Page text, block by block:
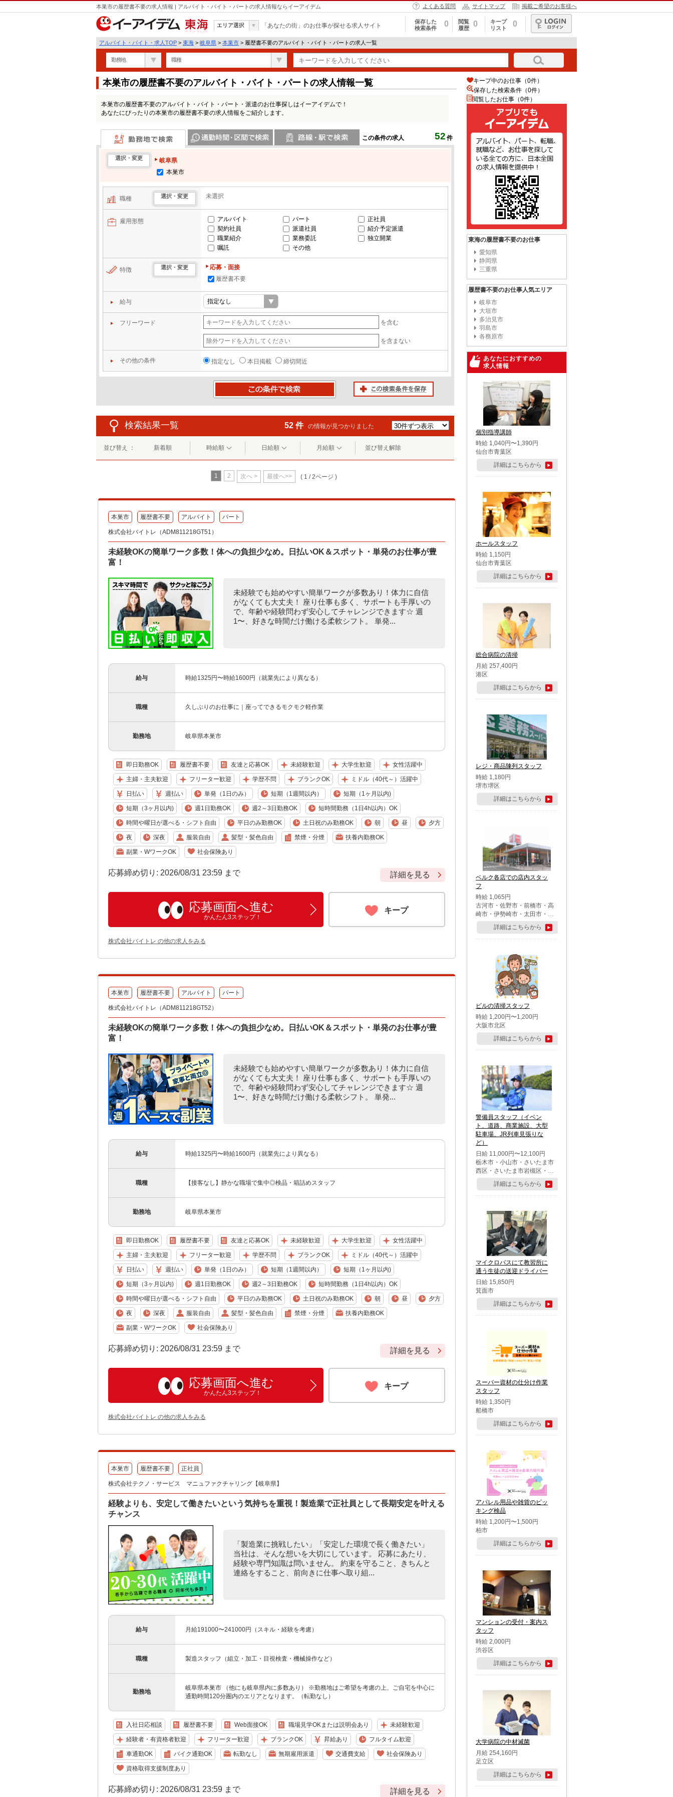
本巣市の履歴書不要の求人情報 | アルバイト・バイト・パートの求人情報ならイーアイデム よくある質問 サイトマップ 掲載ご希望のお客様へ
東海
エリア選択 「あなたの街」のお仕事が探せる求人サイト
保存した
検索条件
0
閲覧
履歴
0
キープ
リスト
0
ログイン
アルバイト・バイト・求人TOP > 東海 > 岐阜県 > 本巣市 > 履歴書不要のアルバイト・バイト・パートの求人一覧
勤務地 職種
本巣市の履歴書不要のアルバイト・バイト・パートの求人情報一覧
本巣市の履歴書不要のアルバイト・バイト・パート・派遣のお仕事探しはイーアイデムで！
あなたにぴったりの本巣市の履歴書不要の求人情報をご紹介します。
この条件の求人 52 件
勤務地で検索
選択・変更
岐阜県
本巣市
職種 選択・変更 未選択
雇用形態 アルバイト パート
正社員
契約社員
派遣社員
紹介予定派遣
職業紹介
業務委託
独立開業
嘱託
その他
特徴 選択・変更
応募・面接
履歴書不要
給与
フリーワード を含む
を含まない
その他の条件 指定なし 本日掲載 締切間近
検索結果一覧 52 件 の情報が見つかりました
並び替え ： 新着順 時給順 日給順 月給順 並び替え解除
1 2 次へ > 最後へ>> ( 1 / 2ページ )
本巣市 履歴書不要 アルバイト パート
株式会社バイトレ（ADM811218GT51）
未経験OKの簡単ワーク多数！体への負担少なめ。日払いOK＆スポット・単発のお仕事が豊
富！
未経験でも始めやすい簡単ワークが多数あり！体力に自信
がなくても大丈夫！ 座り仕事も多く、サポートも手厚いの
で、年齢や経験問わず安心してチャレンジできます☆ 週
1〜、好きな時間だけ働ける柔軟シフト。 単発...
給与 時給1325円〜時給1600円（就業先により異なる）
職種 久しぶりのお仕事に｜座ってできるモクモク軽作業
勤務地 岐阜県本巣市
即日勤務OK 履歴書不要 友達と応募OK 未経験歓迎 大学生歓迎 女性活躍中
主婦・主夫歓迎 フリーター歓迎 学歴不問 ブランクOK ミドル（40代～）活躍中
日払い 週払い 単発（1日のみ） 短期（1週間以内） 短期（1ヶ月以内)
短期（3ヶ月以内) 週1日勤務OK 週2～3日勤務OK 短時間勤務（1日4h以内）OK
時間や曜日が選べる・シフト自由 平日のみ勤務OK 土日祝のみ勤務OK 朝 昼 夕方
夜 深夜 服装自由 髪型・髪色自由 禁煙・分煙 扶養内勤務OK
副業・WワークOK 社会保険あり
応募締め切り: 2026/08/31 23:59 まで 詳細を見る
応募画面へ進む
かんたん3ステップ！
キープ
株式会社バイトレ の他の求人をみる
本巣市 履歴書不要 アルバイト パート
株式会社バイトレ（ADM811218GT52）
未経験OKの簡単ワーク多数！体への負担少なめ。日払いOK＆スポット・単発のお仕事が豊
富！
未経験でも始めやすい簡単ワークが多数あり！体力に自信
がなくても大丈夫！ 座り仕事も多く、サポートも手厚いの
で、年齢や経験問わず安心してチャレンジできます☆ 週
1〜、好きな時間だけ働ける柔軟シフト。 単発...
給与 時給1325円〜時給1600円（就業先により異なる）
職種 【接客なし】静かな職場で集中◎検品・箱詰めスタッフ
勤務地 岐阜県本巣市
即日勤務OK 履歴書不要 友達と応募OK 未経験歓迎 大学生歓迎 女性活躍中
主婦・主夫歓迎 フリーター歓迎 学歴不問 ブランクOK ミドル（40代～）活躍中
日払い 週払い 単発（1日のみ） 短期（1週間以内） 短期（1ヶ月以内)
短期（3ヶ月以内) 週1日勤務OK 週2～3日勤務OK 短時間勤務（1日4h以内）OK
時間や曜日が選べる・シフト自由 平日のみ勤務OK 土日祝のみ勤務OK 朝 昼 夕方
夜 深夜 服装自由 髪型・髪色自由 禁煙・分煙 扶養内勤務OK
副業・WワークOK 社会保険あり
応募締め切り: 2026/08/31 23:59 まで 詳細を見る
応募画面へ進む
かんたん3ステップ！
キープ
株式会社バイトレ の他の求人をみる
本巣市 履歴書不要 正社員
株式会社テクノ・サービス マニュファクチャリング【岐阜県】
経験よりも、安定して働きたいという気持ちを重視！製造業で正社員として長期安定を叶える
チャンス
「製造業に挑戦したい」「安定した環境で長く働きたい」
当社は、そんな想いを大切にしています。 応募にあたり、
経験や専門知識は問いません。 約束を守ること、きちんと
連絡をすること、前向きに仕事へ取り組...
給与 月給191000〜241000円（スキル・経験を考慮）
職種 製造スタッフ（組立・加工・目視検査・機械操作など）
勤務地
岐阜県本巣市 （他にも岐阜県内に多数あり） ※勤務地はご希望を考慮の上、ご自宅を中心に
通勤時間120分圏内のエリアとなります。（転勤なし）
入社日応相談 履歴書不要 Web面接OK 職場見学OKまたは説明会あり 未経験歓迎
経験者・有資格者歓迎 フリーター歓迎 ブランクOK 昇給あり フルタイム歓迎
車通勤OK バイク通勤OK 転勤なし 無期雇用派遣 交通費支給 社会保険あり
資格取得支援制度あり
応募締め切り: 2026/08/31 23:59 まで 詳細を見る
キープ中のお仕事（0件）
保存した検索条件（0件）
閲覧したお仕事（0件）
東海の履歴書不要のお仕事
愛知県
静岡県
三重県
履歴書不要のお仕事人気エリア
岐阜市
大垣市
多治見市
羽島市
各務原市
あなたにおすすめの
求人情報
個別指導講師
時給 1,040円〜1,390円
仙台市青葉区
詳細はこちらから
ホールスタッフ
時給 1,150円
仙台市青葉区
詳細はこちらから
総合病院の清掃
月給 257,400円
港区
詳細はこちらから
レジ・商品陳列スタッフ
時給 1,180円
堺市堺区
詳細はこちらから
ベルク各店での店内スタッ
フ
時給 1,065円
古河市・佐野市・前橋市・高
崎市・伊勢崎市・太田市・館
林市・藤岡市・大泉町・さい
たま市北区・川越市・熊谷
市・行田市・秩父市・所沢
市・鶴ケ島市・千葉市中央
区・市川市・松戸市・習志野
市・柏市・流山市・八千代
市・足立区・江戸川区・八王
子市・町田市
詳細はこちらから
ビルの清掃スタッフ
時給 1,200円〜1,200円
大阪市北区
詳細はこちらから
警備員スタッフ（イベン
ト、道路、商業施設、大型
駐車場、JR列車見張りな
ど）
日給 11,000円〜12,100円
栃木市・小山市・さいたま市
西区・さいたま市岩槻区・久
喜市・蓮田市
詳細はこちらから
マイクロバスにて教習所に
通う生徒の送迎ドライバー
日給 15,850円
箕面市
詳細はこちらから
スーパー資材の仕分け作業
スタッフ
時給 1,350円
船橋市
詳細はこちらから
アパレル用品や雑貨のピッ
キング検品
時給 1,200円〜1,500円
柏市
詳細はこちらから
マンションの受付・案内ス
タッフ
時給 2,000円
渋谷区
詳細はこちらから
大学病院の中材滅菌
月給 254,160円
足立区
詳細はこちらから